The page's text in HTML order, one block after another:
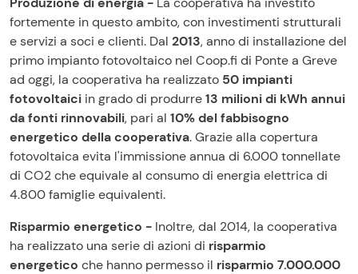
fortemente in questo ambito, con investimenti strutturali
e servizi a soci e clienti. Dal 2013, anno di installazione del
primo impianto fotovoltaico nel Coop.fi di Ponte a Greve
ad oggi, la cooperativa ha realizzato 50 impianti
fotovoltaici in grado di produrre13 milioni di kWh annui
da fonti rinnovabili, pari al 10% del fabbisogno
energetico della cooperativa. Grazie alla copertura
fotovoltaica evita l'immissione annua di 6.000 tonnellate
di CO2 che equivale al consumo di energia elettrica di
4.800 famiglie equivalenti.
Risparmio energetico - Inoltre, dal 2014, la cooperativa
ha realizzato una serie di azioni di risparmio
energetico che hanno permesso il risparmio 7.000.000